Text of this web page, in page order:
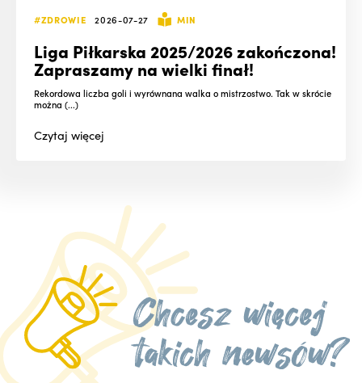
#ZDROWIE 2026-07-27 MIN
Liga Piłkarska 2025/2026 zakończona!
Zapraszamy na wielki finał!
Rekordowa liczba goli i wyrównana walka o mistrzostwo. Tak w skrócie
można (...)
Czytajwięcej